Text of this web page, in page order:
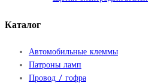
Каталог
Автомобильные клеммы
Патроны ламп
Провод / гофра